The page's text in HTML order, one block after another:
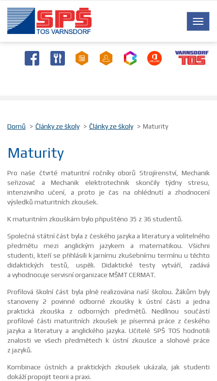
Domů Články ze školy Články ze školy Maturity
Maturity
Pro naše čtvrté maturitní ročníky oborů Strojírenství, Mechanik
seřizovač a Mechanik elektrotechnik skončily týdny stresu,
intenzivního učení, a proto je čas na ohlédnutí a zhodnocení
výsledků maturitních zkoušek.
K maturitním zkouškám bylo připuštěno 35 z 36 studentů.
Společná státní část byla z českého jazyka a literatury a volitelného
předmětu mezi anglickým jazykem a matematikou. Všichni
studenti, kteří se přihlásili k jarnímu zkušebnímu termínu u těchto
didaktických testů, uspěli. Didaktické testy vytváří, zadává
a vyhodnocuje servisní organizace MŠMT CERMAT.
Profilová školní část byla plně realizována naší školou. Žákům byly
stanoveny 2 povinné odborné zkoušky k ústní části a jedna
praktická zkouška z odborných předmětů. Nedílnou součástí
profilové části maturitních zkoušek je písemná práce z českého
jazyka a literatury a anglického jazyka. Učitelé SPŠ TOS hodnotili
znalosti ve všech předmětech k ústní zkoušce a slohové práce
z jazyků.
Kombinace ústních a praktických zkoušek ukázala, jak studenti
dokáží propojit teorii a praxi.